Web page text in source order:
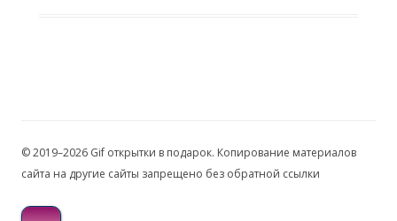
© 2019–2026 Gif открытки в подарок. Копирование материалов
сайта на другие сайты запрещено без обратной ссылки